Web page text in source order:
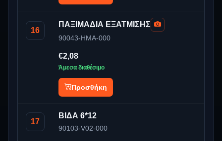
16
ΠΑΞΙΜΑΔΙΑ ΕΞΑΤΜΙΣΗΣ
90043-HMA-000
€2,08
Άμεσα διαθέσιμο
Προσθήκη
17
ΒΙΔΑ 6*12
90103-V02-000